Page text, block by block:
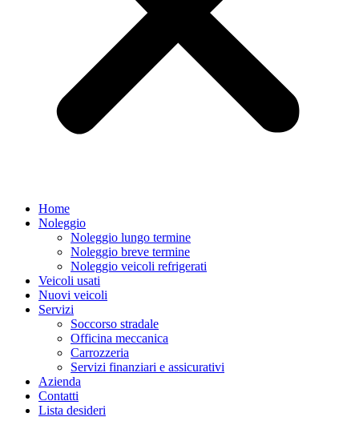
Home
Noleggio
Noleggio lungo termine
Noleggio breve termine
Noleggio veicoli refrigerati
Veicoli usati
Nuovi veicoli
Servizi
Soccorso stradale
Officina meccanica
Carrozzeria
Servizi finanziari e assicurativi
Azienda
Contatti
Lista desideri